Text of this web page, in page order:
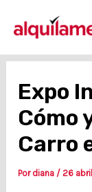
contenido
Expo
Cómo
Carro
Por diana /26
navigation